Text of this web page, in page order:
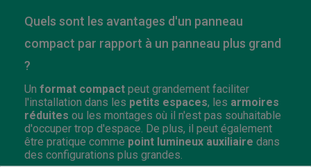
Quels sont les avantages d'un panneau
compact par rapport à un panneau plus grand
?
Un format compact peut grandement faciliter
l'installation dans les petits espaces, les armoires
réduites ou les montages où il n'est pas souhaitable
d'occuper trop d'espace. De plus, il peut également
être pratique comme point lumineux auxiliaire dans
des configurations plus grandes.